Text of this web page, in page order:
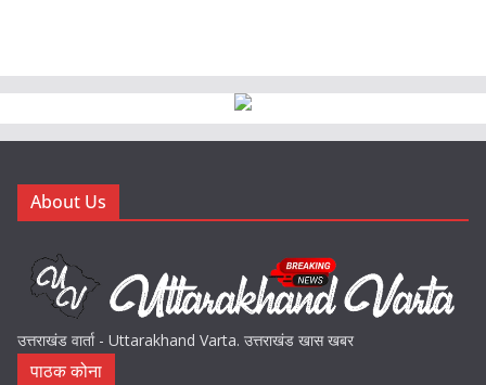
About Us
उत्तराखंड वार्ता - Uttarakhand Varta. उत्तराखंड खास खबर
पाठक कोना